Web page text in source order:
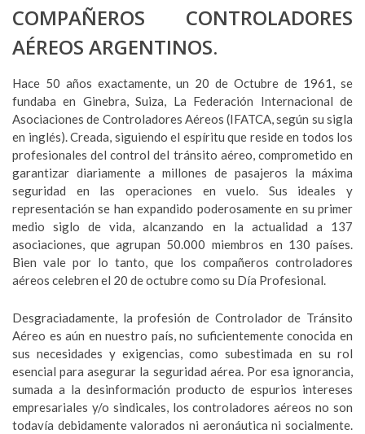
COMPAÑEROS CONTROLADORES
AÉREOS ARGENTINOS.
Hace 50 años exactamente, un 20 de Octubre de 1961, se
fundaba en Ginebra, Suiza, La Federación Internacional de
Asociaciones de Controladores Aéreos (IFATCA, según su sigla
en inglés). Creada, siguiendo el espíritu que reside en todos los
profesionales del control del tránsito aéreo, comprometido en
garantizar diariamente a millones de pasajeros la máxima
seguridad en las operaciones en vuelo. Sus ideales y
representación se han expandido poderosamente en su primer
medio siglo de vida, alcanzando en la actualidad a 137
asociaciones, que agrupan 50.000 miembros en 130 países.
Bien vale por lo tanto, que los compañeros controladores
aéreos celebren el 20 de octubre como su Día Profesional.
Desgraciadamente, la profesión de Controlador de Tránsito
Aéreo es aún en nuestro país, no suficientemente conocida en
sus necesidades y exigencias, como subestimada en su rol
esencial para asegurar la seguridad aérea. Por esa ignorancia,
sumada a la desinformación producto de espurios intereses
empresariales y/o sindicales, los controladores aéreos no son
todavía debidamente valorados ni aeronáutica ni socialmente.